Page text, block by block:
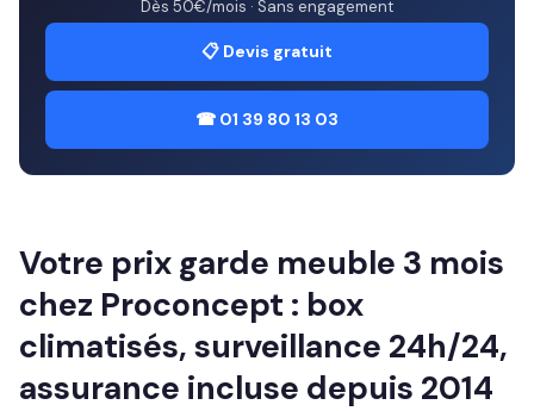
Dès 50€/mois · Sans engagement
📋 Devis gratuit
☎ 01 39 80 13 03
Votre prix garde meuble 3 mois
chez Proconcept : box
climatisés, surveillance 24h/24,
assurance incluse depuis 2014